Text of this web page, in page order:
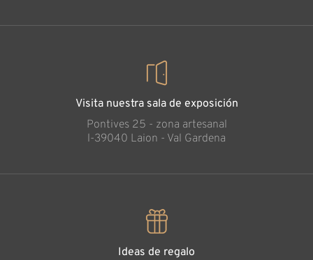
Visita nuestra sala de exposición
Pontives 25 - zona artesanal
l-39040 Laion - Val Gardena
Ideas de regalo